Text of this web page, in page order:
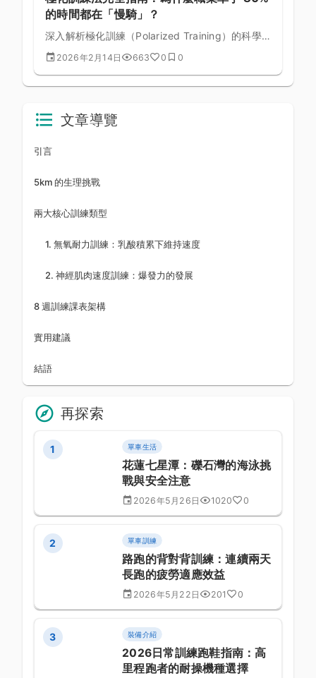
的時間都在「慢騎」？
深入解析極化訓練（Polarized Training）的科學
原理，了解為什麼頂尖車手把大部分訓練時間花在
低強度，卻能獲得最大的體能提升。
2026年2月14日 663 0 0
文章導覽
引言
5km 的生理挑戰
兩大核心訓練類型
1. 無氧耐力訓練：乳酸積累下維持速度
2. 神經肌肉速度訓練：爆發力的發展
8 週訓練課表架構
實用建議
結語
再探索
1 單車生活
花蓮七星潭：礫石灣的海泳挑
戰與安全注意
2026年5月26日 1020 0
2 單車訓練
路跑的背對背訓練：連續兩天
長跑的疲勞適應效益
2026年5月22日 201 0
3 裝備介紹
2026日常訓練跑鞋指南：高
里程跑者的耐操機種選擇